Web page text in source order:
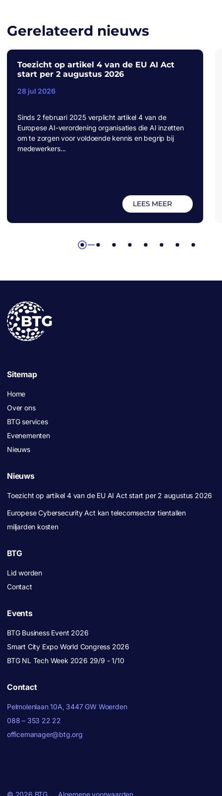
Gerelateerd nieuws
Toezicht op artikel 4 van de EU AI Act
start per 2 augustus 2026
28 jul 2026
Sinds 2 februari 2025 verplicht artikel 4 van de
Europese AI-verordening organisaties die AI inzetten
om te zorgen voor voldoende kennis en begrip bij
medewerkers...
LEES MEER
1 2 3 4 5 6 7 8
Sitemap
Home
Over ons
BTG services
Evenementen
Nieuws
Nieuws
Toezicht op artikel 4 van de EU AI Act start per 2 augustus 2026
Europese Cybersecurity Act kan telecomsector tientallen
miljarden kosten
BTG
Lid worden
Contact
Events
BTG Business Event 2026
Smart City Expo World Congress 2026
BTG NL Tech Week 2026 29/9 - 1/10
Contact
Pelmolenlaan 10A, 3447 GW Woerden
088 – 353 22 22
officemanager@btg.org